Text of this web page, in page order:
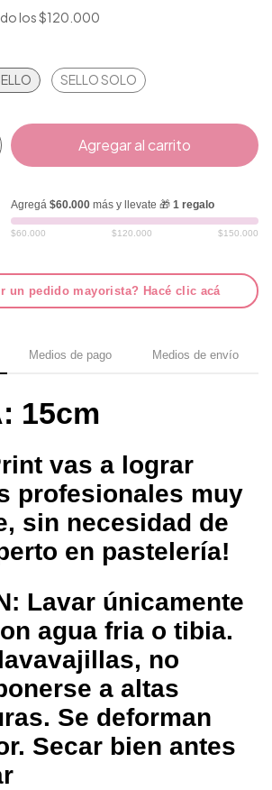
los$120.000
SELLO SOLO
Agregá $60.000más y llevate 🎁 1 regalo
$60.000 $120.000 $150.000
un pedido mayorista? Hacé clic acá
Medios de pago Medios de envío
15cm
vas a lograr
profesionales muy
sin necesidad de
en pastelería!
Lavar únicamente
agua fria o tibia.
no
a altas
Se deforman
Secar bien antes